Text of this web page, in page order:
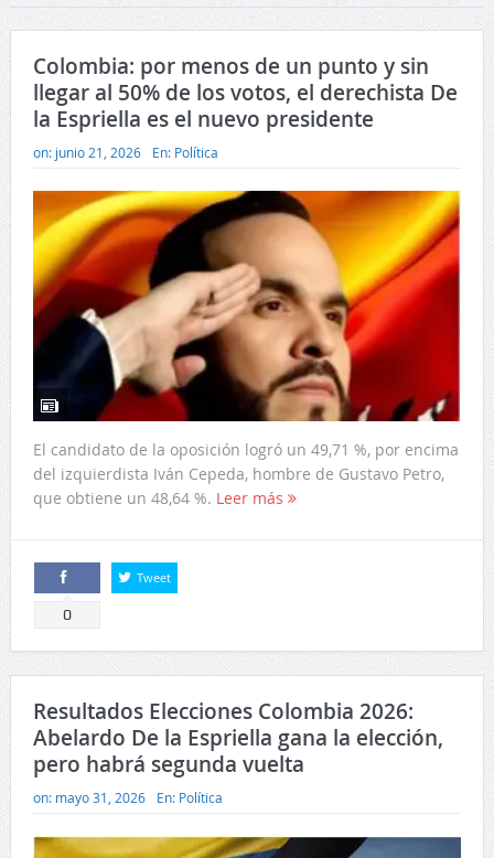
Colombia: por menos de un punto y sin
llegar al 50% de los votos, el derechista De
la Espriella es el nuevo presidente
on: junio 21, 2026 En: Política
El candidato de la oposición logró un 49,71 %, por encima
del izquierdista Iván Cepeda, hombre de Gustavo Petro,
que obtiene un 48,64 %. Leer más
Comparte
0
Tweet
Resultados Elecciones Colombia 2026:
Abelardo De la Espriella gana la elección,
pero habrá segunda vuelta
on: mayo 31, 2026 En: Política